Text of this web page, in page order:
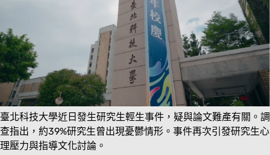
臺北科技大學近日發生研究生輕生事件，疑與論文難產有關。調
查指出，約39%研究生曾出現憂鬱情形。事件再次引發研究生心
理壓力與指導文化討論。